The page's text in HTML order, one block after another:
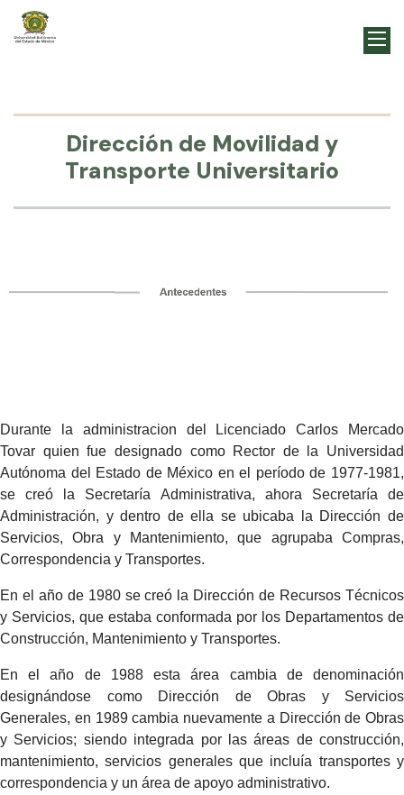
Dirección de Movilidad y
Transporte Universitario
Durante la administracion del Licenciado Carlos Mercado
Tovar quien fue designado como Rector de la Universidad
Autónoma del Estado de México en el período de 1977-1981,
se creó la Secretaría Administrativa, ahora Secretaría de
Administración, y dentro de ella se ubicaba la Dirección de
Servicios, Obra y Mantenimiento, que agrupaba Compras,
Correspondencia y Transportes.
En el año de 1980 se creó la Dirección de Recursos Técnicos
y Servicios, que estaba conformada por los Departamentos de
Construcción, Mantenimiento y Transportes.
En el año de 1988 esta área cambia de denominación
designándose como Dirección de Obras y Servicios
Generales, en 1989 cambia nuevamente a Dirección de Obras
y Servicios; siendo integrada por las áreas de construcción,
mantenimiento, servicios generales que incluía transportes y
correspondencia y un área de apoyo administrativo.